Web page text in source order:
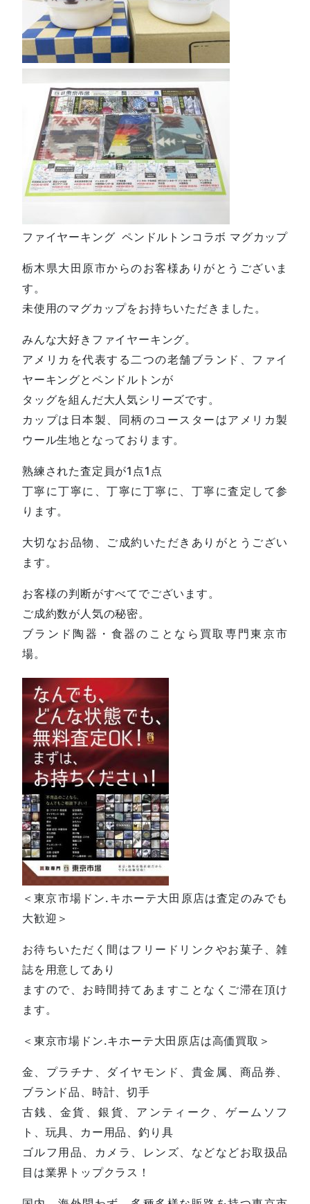
ファイヤーキング ペンドルトンコラボ マグカップ
栃木県大田原市からのお客様ありがとうございま
す。
未使用のマグカップをお持ちいただきました。
みんな大好きファイヤーキング。
アメリカを代表する二つの老舗ブランド、ファイ
ヤーキングとペンドルトンが
タッグを組んだ大人気シリーズです。
カップは日本製、同柄のコースターはアメリカ製
ウール生地となっております。
熟練された査定員が1点1点
丁寧に丁寧に、丁寧に丁寧に、丁寧に査定して参
ります。
大切なお品物、ご成約いただきありがとうござい
ます。
お客様の判断がすべてでございます。
ご成約数が人気の秘密。
ブランド陶器・食器のことなら買取専門東京市
場。
＜東京市場ドン.キホーテ大田原店は査定のみでも
大歓迎＞
お待ちいただく間はフリードリンクやお菓子、雑
誌を用意してあり
ますので、お時間持てあますことなくご滞在頂け
ます。
＜東京市場ドン.キホーテ大田原店は高価買取＞
金、プラチナ、ダイヤモンド、貴金属、商品券、
ブランド品、時計、切手
古銭、金貨、銀貨、アンティーク、ゲームソフ
ト、玩具、カー用品、釣り具
ゴルフ用品、カメラ、レンズ、などなどお取扱品
目は業界トップクラス！